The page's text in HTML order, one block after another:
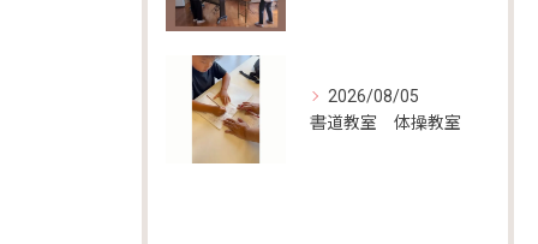
2026/08/05
書道教室 体操教室